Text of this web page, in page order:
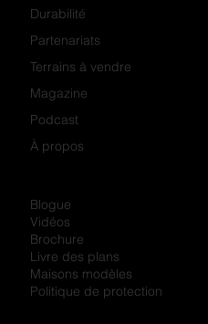
Durabilité
Partenariats
Terrains à vendre
Magazine
Podcast
À propos
Blogue
Vidéos
Brochure
Livre des plans
Maisons modèles
Politique de protection